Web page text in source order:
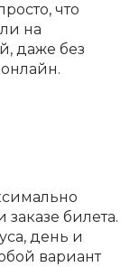
что
на
даже без
билета.
день и
вариант